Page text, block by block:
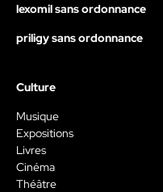
lexomil sans ordonnance
priligy sans ordonnance
Culture
Musique
Expositions
Livres
Cinéma
Théâtre